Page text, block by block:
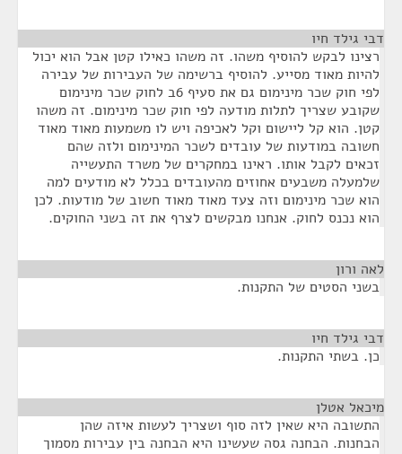
דבי גילד חיו
רצינו לבקש להוסיף משהו. זה משהו כאילו קטן אבל הוא יכול
להיות מאוד מסייע. להוסיף ברשימה של העבירות של עבירה
לפי חוק שכר מינימום גם את סעיף 6ב לחוק שכר מינימום
שקובע שצריך לתלות מודעה לפי חוק שכר מינימום. זה משהו
קטן. הוא קל ליישום וקל לאכיפה ויש לו משמעות מאוד מאוד
חשובה במודעות של עובדים לשכר המינימום ולזה שהם
זכאים לקבל אותו. ראינו במחקרים של משרד התעשייה
שלמעלה משבעים אחוזים מהעובדים בכלל לא מודעים למה
הוא שכר מינימום וזה צעד מאוד מאוד חשוב של מודעות. לכן
הוא נכנס לחוק. אנחנו מבקשים לצרף את זה בשני החוקים.
לאה ורון
בשני הסטים של התקנות.
דבי גילד חיו
כן. בשתי התקנות.
מיכאל אטלן
התשובה היא שאין לזה סוף ושצריך לעשות איזה שהן
הבחנות. הבחנה גסה שעשינו היא הבחנה בין עבירות מסמוך